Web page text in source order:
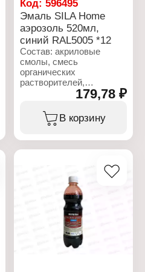
Код:596495
Эмаль SILA Home
аэрозоль 520мл,
синий RAL5005 *12
Состав: акриловые
смолы, смесь
органических
растворителей,
пигменты, смесь
углеводородных газов
Характеристики:
Основа: акриловая
Название: "Max Paint"
Цвет: RAL5005 синий
Степень блеска:
Расход: 1-1,5 м2
Полное высыхание: 40
179,78 ₽
В корзину